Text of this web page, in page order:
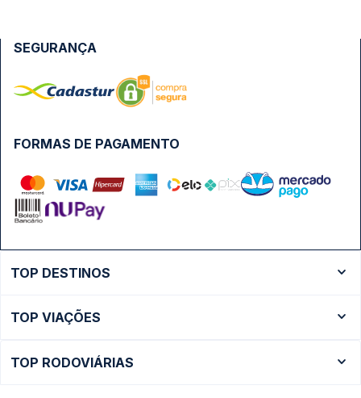
FORMAS DE PAGAMENTO
SEGURANÇA
TOP DESTINOS
Ônibus São Paulo
TOP VIAÇÕES
TOP RODOVIÁRIAS